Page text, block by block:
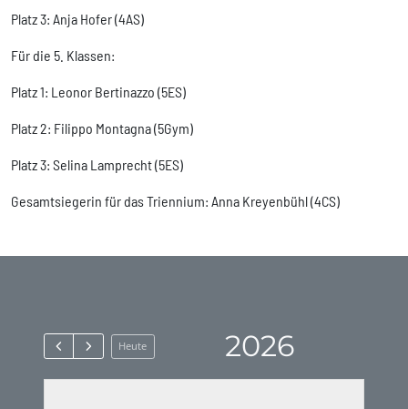
Platz 3: Anja Hofer (4AS)
Für die 5. Klassen:
Platz 1: Leonor Bertinazzo (5ES)
Platz 2: Filippo Montagna (5Gym)
Platz 3: Selina Lamprecht (5ES)
Gesamtsiegerin für das Triennium: Anna Kreyenbühl (4CS)
Heute 2026